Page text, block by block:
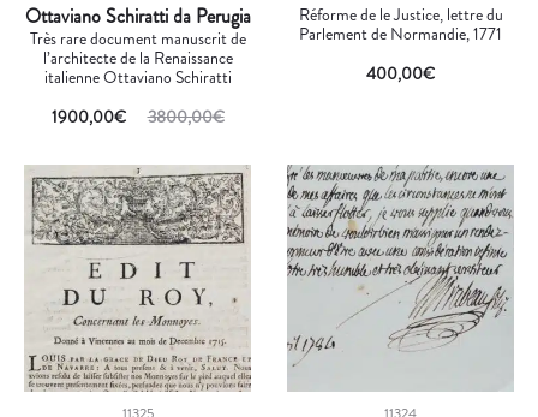
Ottaviano Schiratti da Perugia
Très rare document manuscrit de
l’architecte de la Renaissance
italienne Ottaviano Schiratti
3800,00€
1900,00€
Réforme de le Justice, lettre du
Parlement de Normandie, 1771
400,00€